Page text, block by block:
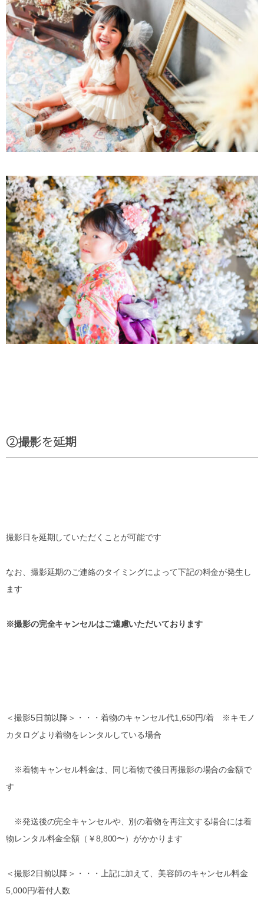
②撮影を延期
撮影日を延期していただくことが可能です
なお、撮影延期のご連絡のタイミングによって下記の料金が発生し
ます
※撮影の完全キャンセルはご遠慮いただいております
＜撮影5日前以降＞・・・着物のキャンセル代1,650円/着 ※キモノ
カタログより着物をレンタルしている場合
※着物キャンセル料金は、同じ着物で後日再撮影の場合の金額で
す
※発送後の完全キャンセルや、別の着物を再注文する場合には着
物レンタル料金全額（￥8,800〜）がかかります
＜撮影2日前以降＞・・・上記に加えて、美容師のキャンセル料金
5,000円/着付人数